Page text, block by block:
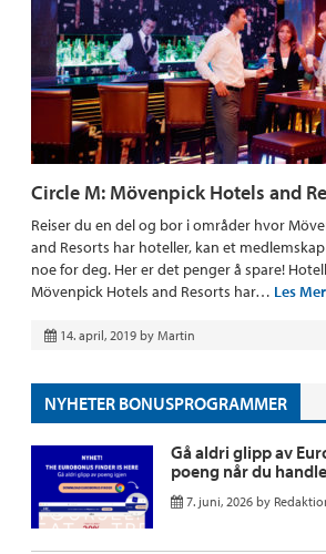
Circle M: Mövenpick Hotels and
Reiser du en del og bor i områder hvor
and Resorts har hoteller, kan et
noe for deg. Her er det penger å spare!
Mövenpick Hotels and Resorts har… Les Mer
14. april, 2019 by Martin
NYHETER BONUSPROGRAMMER
Gå aldri glipp av
poeng når du
7. juni, 2026 by